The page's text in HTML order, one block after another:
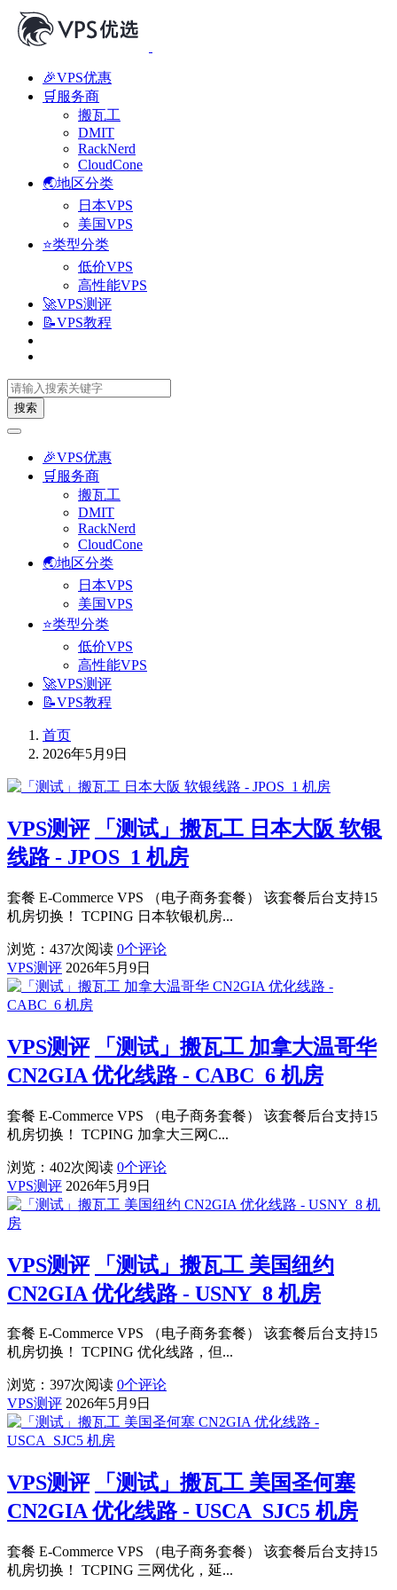
🎉VPS优惠
🛒服务商
搬瓦工
DMIT
RackNerd
CloudCone
🌏地区分类
日本VPS
美国VPS
⭐类型分类
低价VPS
高性能VPS
🚀VPS测评
📝VPS教程
搜索
🎉VPS优惠
🛒服务商
搬瓦工
DMIT
RackNerd
CloudCone
🌏地区分类
日本VPS
美国VPS
⭐类型分类
低价VPS
高性能VPS
🚀VPS测评
📝VPS教程
首页
2026年5月9日
VPS测评
「测试」搬瓦工 日本大阪 软银
线路 - JPOS_1 机房
套餐 E-Commerce VPS （电子商务套餐） 该套餐后台支持15
机房切换！ TCPING 日本软银机房...
浏览：437次阅读 0个评论
VPS测评 2026年5月9日
VPS测评
「测试」搬瓦工 加拿大温哥华
CN2GIA 优化线路 - CABC_6 机房
套餐 E-Commerce VPS （电子商务套餐） 该套餐后台支持15
机房切换！ TCPING 加拿大三网C...
浏览：402次阅读 0个评论
VPS测评 2026年5月9日
VPS测评
「测试」搬瓦工 美国纽约
CN2GIA 优化线路 - USNY_8 机房
套餐 E-Commerce VPS （电子商务套餐） 该套餐后台支持15
机房切换！ TCPING 优化线路，但...
浏览：397次阅读 0个评论
VPS测评 2026年5月9日
VPS测评
「测试」搬瓦工 美国圣何塞
CN2GIA 优化线路 - USCA_SJC5 机房
套餐 E-Commerce VPS （电子商务套餐） 该套餐后台支持15
机房切换！ TCPING 三网优化，延...